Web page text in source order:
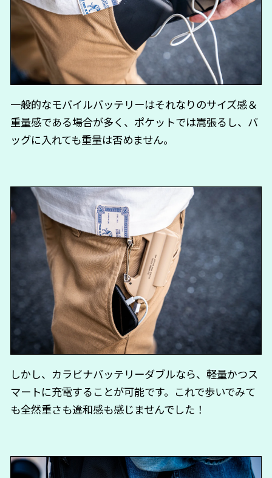
一般的なモバイルバッテリーはそれなりのサイズ感＆
重量感である場合が多く、ポケットでは嵩張るし、バ
ッグに入れても重量は否めません。
しかし、カラビナバッテリーダブルなら、軽量かつス
マートに充電することが可能です。これで歩いでみて
も全然重さも違和感も感じませんでした！